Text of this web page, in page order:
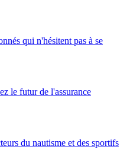
qui n'hésitent pas à se
le futur de l'assurance
du nautisme et des sportifs